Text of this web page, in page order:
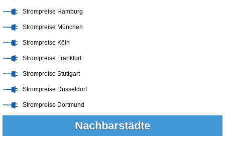
Strompreise Hamburg
Strompreise München
Strompreise Köln
Strompreise Frankfurt
Strompreise Stuttgart
Strompreise Düsseldorf
Strompreise Dortmund
Nachbarstädte